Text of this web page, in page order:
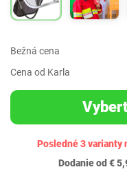
Bežná cena
Cena od Karla
Posledné 3 varianty
Dodanie od €